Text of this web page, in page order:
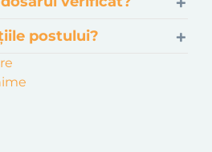
postului?